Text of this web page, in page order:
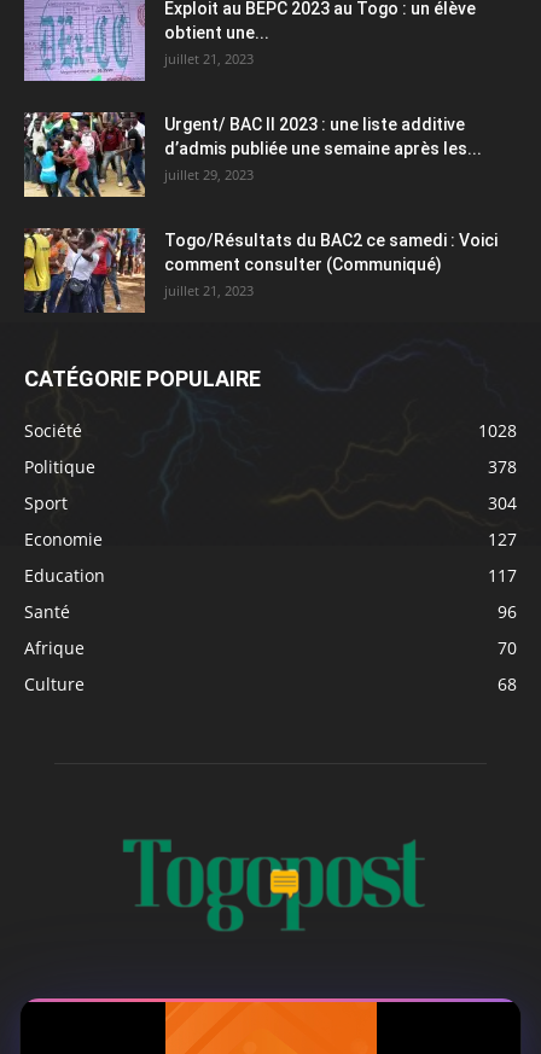
Exploit au BEPC 2023 au Togo : un élève
obtient une...
juillet 21, 2023
Urgent/ BAC II 2023 : une liste additive
d’admis publiée une semaine après les...
juillet 29, 2023
Togo/Résultats du BAC2 ce samedi : Voici
comment consulter (Communiqué)
juillet 21, 2023
CATÉGORIE POPULAIRE
Société
1028
Politique
378
Sport
304
Economie
127
Education
117
Santé
96
Afrique
70
Culture
68